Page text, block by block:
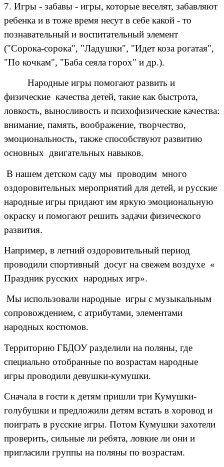
7. Игры - забавы - игры, которые веселят, забавляют
ребенка и в тоже время несут в себе какой - то
познавательный и воспитательный элемент
("Сорока-сорока", "Ладушки", "Идет коза рогатая",
"По кочкам", "Баба сеяла горох" и др.).
Народные игры помогают развить и
физические качества детей, такие как быстрота,
ловкость, выносливость и психофизические качества:
внимание, память, воображение, творчество,
эмоциональность, также способствуют развитию
основных двигательных навыков.
В нашем детском саду мы проводим много
оздоровительных мероприятий для детей, и русские
народные игры придают им яркую эмоциональную
окраску и помогают решить задачи физического
развития.
Например, в летний оздоровительный период
проводили спортивный досуг на свежем воздухе «
Праздник русских народных игр».
Мы использовали народные игры с музыкальным
сопровождением, с атрибутами, элементами
народных костюмов.
Территорию ГБДОУ разделили на поляны, где
специально отобранные по возрастам народные
игры проводили девушки-кумушки.
Сначала в гости к детям пришли три Кумушки-
голубушки и предложили детям встать в хоровод и
поиграть в русские игры. Потом Кумушки захотели
проверить, сильные ли ребята, ловкие ли они и
пригласили группы на поляны по возрастам.